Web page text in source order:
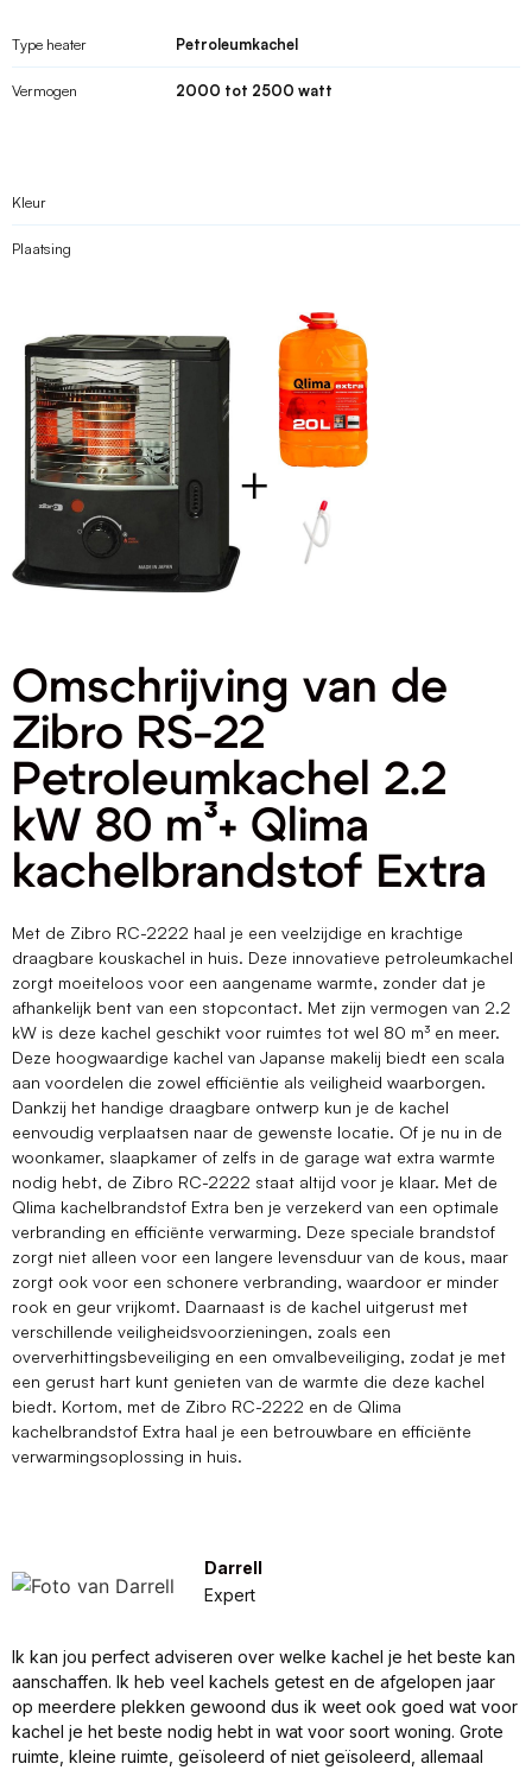
Type heater Petroleumkachel
Vermogen 2000 tot 2500 watt
Kleur
Plaatsing
Omschrijving van de
Zibro RS-22
Petroleumkachel 2.2
kW 80 m³+ Qlima
kachelbrandstof Extra
Met de Zibro RC-2222 haal je een veelzijdige en krachtige
draagbare kouskachel in huis. Deze innovatieve petroleumkachel
zorgt moeiteloos voor een aangename warmte, zonder dat je
afhankelijk bent van een stopcontact. Met zijn vermogen van 2.2
kW is deze kachel geschikt voor ruimtes tot wel 80 m³ en meer.
Deze hoogwaardige kachel van Japanse makelij biedt een scala
aan voordelen die zowel efficiëntie als veiligheid waarborgen.
Dankzij het handige draagbare ontwerp kun je de kachel
eenvoudig verplaatsen naar de gewenste locatie. Of je nu in de
woonkamer, slaapkamer of zelfs in de garage wat extra warmte
nodig hebt, de Zibro RC-2222 staat altijd voor je klaar. Met de
Qlima kachelbrandstof Extra ben je verzekerd van een optimale
verbranding en efficiënte verwarming. Deze speciale brandstof
zorgt niet alleen voor een langere levensduur van de kous, maar
zorgt ook voor een schonere verbranding, waardoor er minder
rook en geur vrijkomt. Daarnaast is de kachel uitgerust met
verschillende veiligheidsvoorzieningen, zoals een
oververhittingsbeveiliging en een omvalbeveiliging, zodat je met
een gerust hart kunt genieten van de warmte die deze kachel
biedt. Kortom, met de Zibro RC-2222 en de Qlima
kachelbrandstof Extra haal je een betrouwbare en efficiënte
verwarmingsoplossing in huis.
Darrell
Expert
Ik kan jou perfect adviseren over welke kachel je het beste kan
aanschaffen. Ik heb veel kachels getest en de afgelopen jaar
op meerdere plekken gewoond dus ik weet ook goed wat voor
kachel je het beste nodig hebt in wat voor soort woning. Grote
ruimte, kleine ruimte, geïsoleerd of niet geïsoleerd, allemaal